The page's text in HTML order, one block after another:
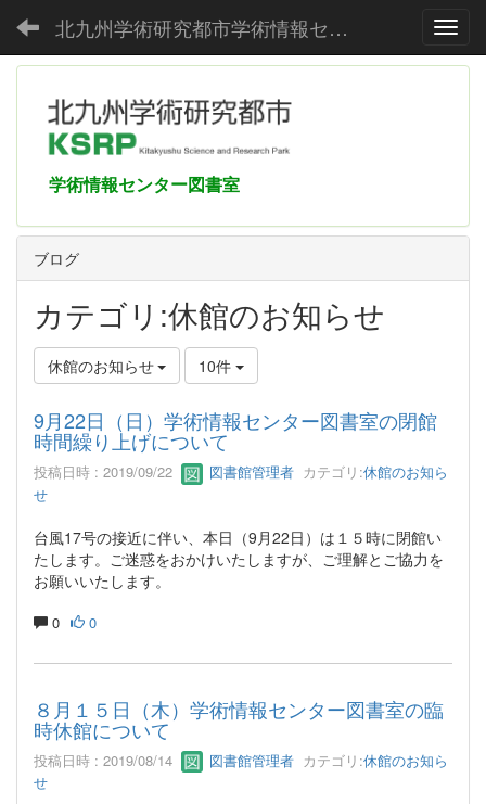
北九州学術研究都市学術情報センター
学術情報センター図書室
ブログ
カテゴリ:休館のお知らせ
休館のお知らせ 10件
9月22日（日）学術情報センター図書室の閉館
時間繰り上げについて
投稿日時 : 2019/09/22 図書館管理者 カテゴリ:休館のお知ら
せ
台風17号の接近に伴い、本日（9月22日）は１５時に閉館い
たします。ご迷惑をおかけいたしますが、ご理解とご協力を
お願いいたします。
0 0
８月１５日（木）学術情報センター図書室の臨
時休館について
投稿日時 : 2019/08/14 図書館管理者 カテゴリ:休館のお知ら
せ